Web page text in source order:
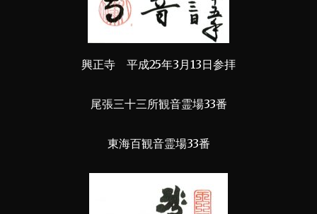
興正寺 平成25年3月13日参拝
尾張三十三所観音霊場33番
東海百観音霊場33番